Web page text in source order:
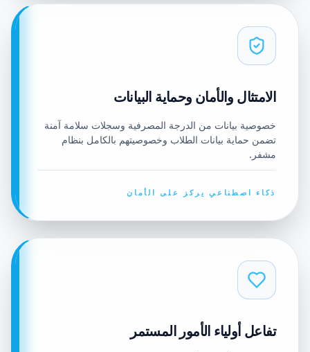
الامتثال والأمان وحماية البيانات
خصوصية بيانات من الدرجة المصرفية وسجلات سلامة آمنة
تضمن حماية بيانات الطلاب وخصوصيتهم بالكامل بنظام
مشفر.
ذكاء اصطناعي يركز على الأمان
تفاعل أولياء الأمور المستمر